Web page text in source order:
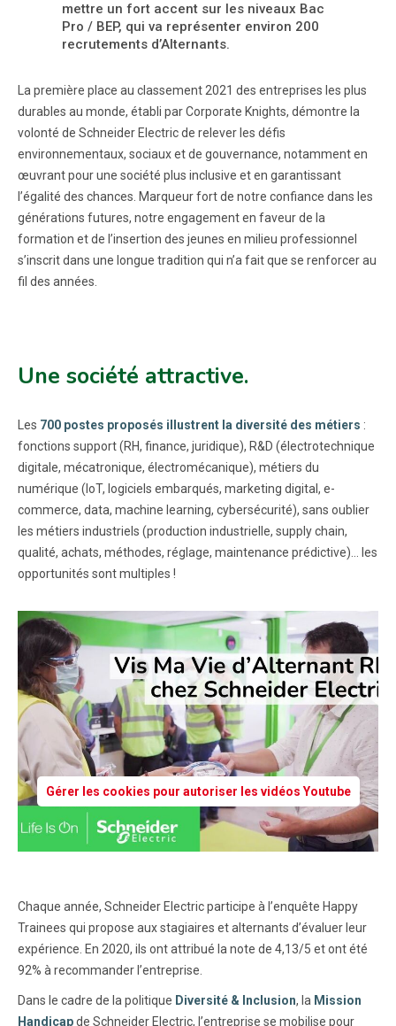
mettre un fort accent sur les niveaux Bac
Pro / BEP, qui va représenter environ 200
recrutements d’Alternants.
La première place au classement 2021 des entreprises les plus
durables au monde, établi par Corporate Knights, démontre la
volonté de Schneider Electric de relever les défis
environnementaux, sociaux et de gouvernance, notamment en
œuvrant pour une société plus inclusive et en garantissant
l’égalité des chances. Marqueur fort de notre confiance dans les
générations futures, notre engagement en faveur de la
formation et de l’insertion des jeunes en milieu professionnel
s’inscrit dans une longue tradition qui n’a fait que se renforcer au
fil des années.
Une société attractive.
Les 700 postes proposés illustrent la diversité des métiers :
fonctions support (RH, finance, juridique), R&D (électrotechnique
digitale, mécatronique, électromécanique), métiers du
numérique (IoT, logiciels embarqués, marketing digital, e-
commerce, data, machine learning, cybersécurité), sans oublier
les métiers industriels (production industrielle, supply chain,
qualité, achats, méthodes, réglage, maintenance prédictive)… les
opportunités sont multiples !
Gérer les cookies pour autoriser les vidéos Youtube
Chaque année, Schneider Electric participe à l’enquête Happy
Trainees qui propose aux stagiaires et alternants d’évaluer leur
expérience. En 2020, ils ont attribué la note de 4,13/5 et ont été
92% à recommander l’entreprise.
Dans le cadre de la politique Diversité & Inclusion, la Mission
Handicapde Schneider Electric, l’entreprise se mobilise pour